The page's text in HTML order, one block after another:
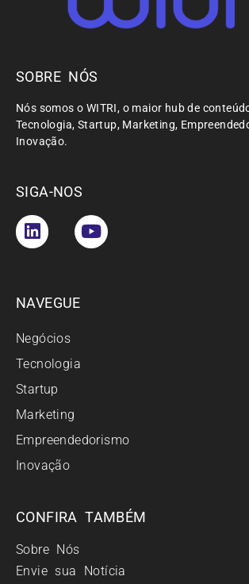
SOBRE NÓS
Nós somos o WITRI, o maior hub de
Tecnologia, Startup, Marketing,
Inovação.
SIGA-NOS
NAVEGUE
Negócios
Tecnologia
Startup
Marketing
Empreendedorismo
Inovação
CONFIRA TAMBÉM
Sobre Nós
Envie sua Notícia